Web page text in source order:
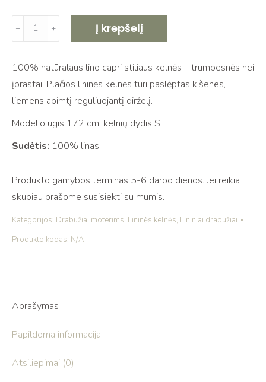
produkto
kiekis:
capri
kelnės
su
kišenėmis
﹣ ﹢ Į krepšelį
100% natūralaus lino capri stiliaus kelnės – trumpesnės nei
įprastai. Plačios lininės kelnės turi paslėptas kišenes,
liemens apimtį reguliuojantį dirželį.
Modelio ūgis 172 cm, kelnių dydis S
Sudėtis: 100% linas
Produkto gamybos terminas 5-6 darbo dienos. Jei reikia
skubiau prašome susisiekti su mumis.
Kategorijos: Drabužiai moterims, Lininės kelnės, Lininiai drabužiai
Produkto kodas: N/A
Aprašymas
Papildoma informacija
Atsiliepimai (0)